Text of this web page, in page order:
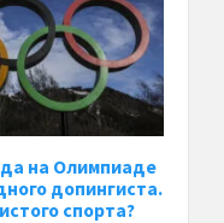
на Олимпиаде
допингиста.
спорта?